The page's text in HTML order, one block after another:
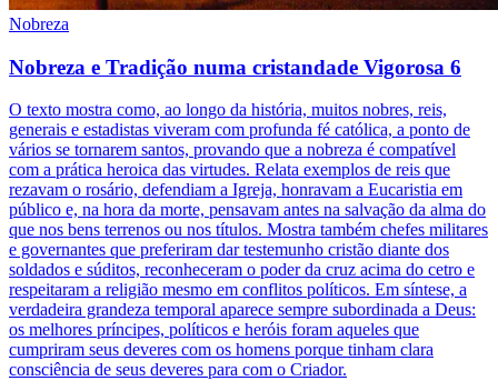
Nobreza
Nobreza e Tradição numa cristandade Vigorosa 6
O texto mostra como, ao longo da história, muitos nobres, reis,
generais e estadistas viveram com profunda fé católica, a ponto de
vários se tornarem santos, provando que a nobreza é compatível
com a prática heroica das virtudes. Relata exemplos de reis que
rezavam o rosário, defendiam a Igreja, honravam a Eucaristia em
público e, na hora da morte, pensavam antes na salvação da alma do
que nos bens terrenos ou nos títulos. Mostra também chefes militares
e governantes que preferiram dar testemunho cristão diante dos
soldados e súditos, reconheceram o poder da cruz acima do cetro e
respeitaram a religião mesmo em conflitos políticos. Em síntese, a
verdadeira grandeza temporal aparece sempre subordinada a Deus:
os melhores príncipes, políticos e heróis foram aqueles que
cumpriram seus deveres com os homens porque tinham clara
consciência de seus deveres para com o Criador.